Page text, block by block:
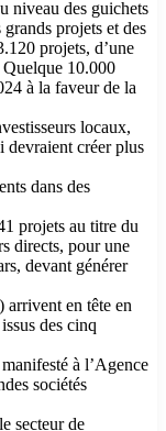
niveau des guichets
projets et des
projets, d’une
10.000
à la faveur de la
locaux,
devraient créer plus
dans des
projets au titre du
directs, pour une
devant générer
en tête en
des cinq
à l’Agence
sociétés
secteur de